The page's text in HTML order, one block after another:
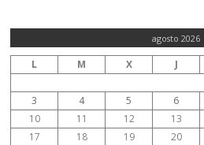
agosto 2026
L M X J
3
4 5 6
10
11 12 13
17
18 19 20